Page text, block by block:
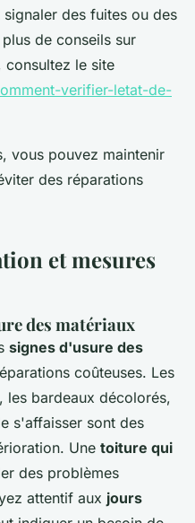
des fuites ou des
de conseils sur
le site
verifier-letat-de-
vous pouvez maintenir
des réparations
et mesures
des matériaux
signes d'usure des
coûteuses. Les
les bardeaux décolorés,
s'affaisser sont des
Une toiture qui
des problèmes
attentif aux jours